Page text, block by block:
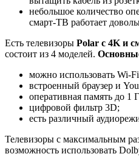
небольшое количество
смарт-ТВ работает
Есть телевизоры Polar с 4K и
состоит из 4 моделей.
можно использовать Wi-
встроенный браузер и
оперативная память до 1
цифровой фильтр 3D;
есть различный
Телевизоры с максимальным
возможность использовать